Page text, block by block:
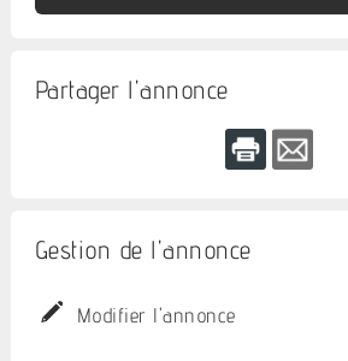
Partager l'annonce
Gestion de l'annonce
Modifier l'annonce